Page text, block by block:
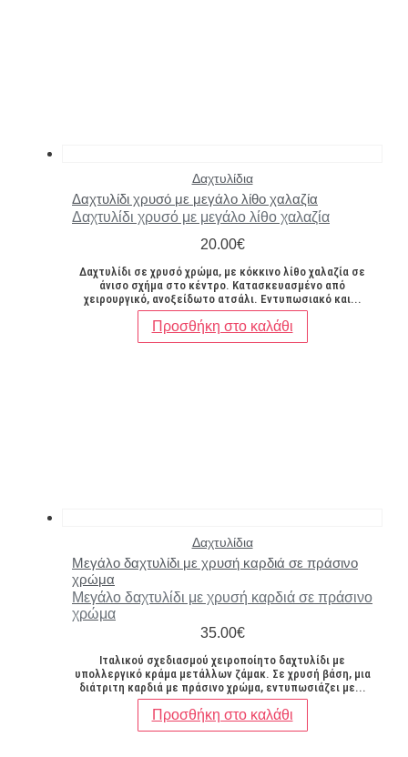
Δαχτυλίδια
Δαχτυλίδι χρυσό με μεγάλο λίθο χαλαζία
Δαχτυλίδι χρυσό με μεγάλο λίθο χαλαζία
20.00€
Δαχτυλίδι σε χρυσό χρώμα, με κόκκινο λίθο χαλαζία σε
άνισο σχήμα στο κέντρο. Κατασκευασμένο από
χειρουργικό, ανοξείδωτο ατσάλι. Εντυπωσιακό και...
Προσθήκη στο καλάθι
Δαχτυλίδια
Μεγάλο δαχτυλίδι με χρυσή καρδιά σε πράσινο
χρώμα
Μεγάλο δαχτυλίδι με χρυσή καρδιά σε πράσινο
χρώμα
35.00€
Ιταλικού σχεδιασμού χειροποίητο δαχτυλίδι με
υπολλεργικό κράμα μετάλλων ζάμακ. Σε χρυσή βάση, μια
διάτριτη καρδιά με πράσινο χρώμα, εντυπωσιάζει με...
Προσθήκη στο καλάθι